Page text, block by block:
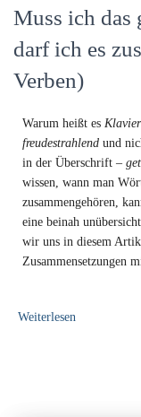
Muss ich das
darf ich es
Verben)
Warum heißt es
freudestrahlend und
in der Überschrift –
wissen, wann man
zusammengehören,
eine beinah
wir uns in diesem
Zusammensetzungen
Weiterlesen